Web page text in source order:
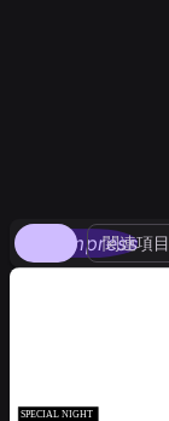
compress
関連項目